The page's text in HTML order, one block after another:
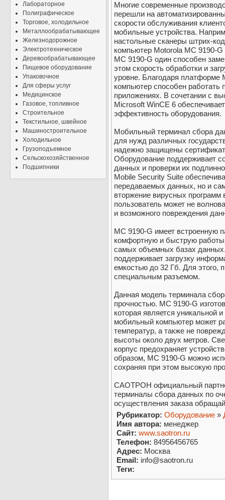
Лабораторное
Полиграфическое
Торговое, холодильное
Металлообрабатывающее
Железнодорожное
Электротехническое
Деревообрабатывающее
Пищевое оборудование
Упаковочное
Для сферы услуг
Медицинское
Газовое, топливное
Строительное
Текстильное, швейное
Машиностроительное
Холодильное
Грузоподъемное
Сельскохозяйственное
Подшипники
Многие современные
перешли на
скорости обслуживания
мобильные устройства.
настольные сканеры штрих-
компьютер Motorola MC 9190-
MC 9190-G один способен
этом скорость обработки и
уровне. Благодаря платформе
компьютер способен работать
приложениях. В сочетании с
Microsoft WinCE 6
эффективность оборудования.
Мобильный терминал сбора
для нужд различных
надежно защищены
Оборудование поддерживает
данных и проверки их
Mobile Security Suite
передаваемых данных, но и
вторжение вирусных программ
пользователь может не
и возможного повреждения
MC 9190-G имеет встроенную
комфортную и быструю
самых объемных базах
поддерживает загрузку
емкостью до 32 Гб. Для этого,
специальным разъемом.
Данная модель терминала
прочностью. MC 9190-G
которая является уникальной
мобильный компьютер может
температур, а также не
высоты около двух метров.
корпус предохраняет
образом, MC 9190-G можно
сохраняя при этом высокую
САОТРОН официальный
терминалы сбора данных по
осуществления заказа
Рубрикатор: Оборудование »
Имя автора: менеджер
Сайт: www.saotron.ru
Телефон: 84956456765
Адрес: Москва
Email: info@saotron.ru
Теги: